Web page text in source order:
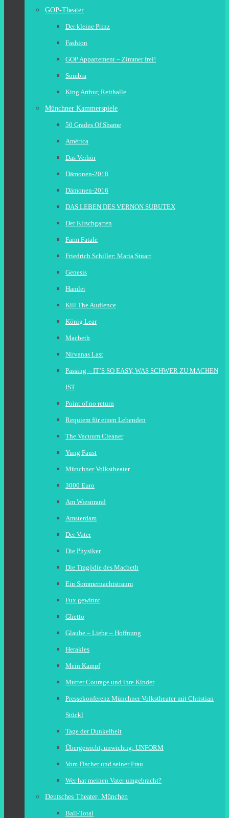
GOP-Theater
Der kleine Prinz
Fashion
GOP Appartement – Zimmer frei!
Sombra
King Arthur, Reithalle
Münchner Kammerspiele
50 Grades Of Shame
América
Das Verhör
Dämonen-2018
Dämonen-2016
DAS LEBEN DES VERNON SUBUTEX
Der Kirschgarten
Farm Fatale
Friedrich Schiller; Maria Stuart
Genesis
Hamlet
Kill The Audience
König Lear
Macbeth
Nirvanas Last
Passing – IT’S SO EASY, WAS SCHWER ZU MACHEN
IST
Point of no return
Requiem für einen Lebenden
The Vacuum Cleaner
Yung Faust
Münchner Volkstheater
3000 Euro
Am Wiesnrand
Amsterdam
Der Vater
Die Physiker
Die Tragödie des Macbeth
Ein Sommernachtstraum
Fux gewinnt
Ghetto
Glaube – Liebe – Hoffnung
Herakles
Mein Kampf
Mutter Courage und ihre Kinder
Pressekonferenz Münchner Volkstheater mit Christian
Stückl
Tage der Dunkelheit
Übergewicht, unwichtig: UNFORM
Vom Fischer und seiner Frau
Wer hat meinen Vater umgebracht?
Deutsches Theater, München
Ball-Total